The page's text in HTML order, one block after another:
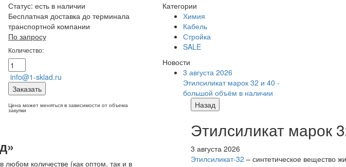
Статус: есть в наличии
Бесплатная доставка до терминала
транспортной компании
По запросу
Количество:
info@1-sklad.ru
Заказать
Цена может меняться в зависимости от объема
закупки
любом количестве (как оптом, так и в
Категории
Химия
Кабель
Стройка
SALE
Новости
3 августа 2026
Этилсиликат марок 32 и 40 -
большой объём в наличии
Назад
Этилсиликат марок
3 августа 2026
Этилсиликат-32 – синтетическое вещество